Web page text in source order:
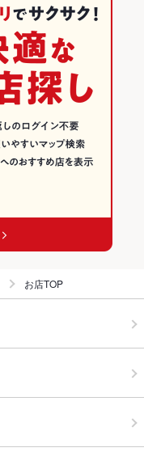
ゃランキング
お店TOP